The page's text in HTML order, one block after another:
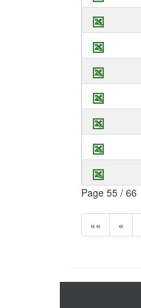
Page 55 / 66
«« «